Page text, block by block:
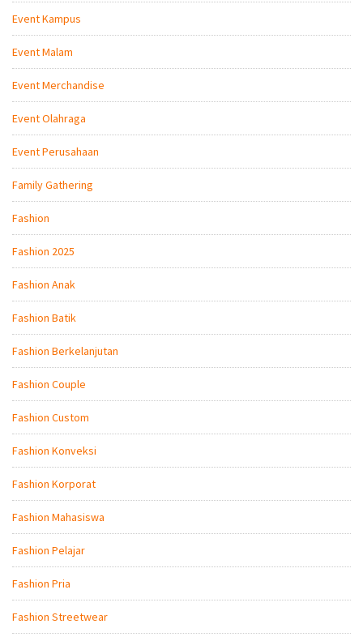
Event Kampus
Event Malam
Event Merchandise
Event Olahraga
Event Perusahaan
Family Gathering
Fashion
Fashion 2025
Fashion Anak
Fashion Batik
Fashion Berkelanjutan
Fashion Couple
Fashion Custom
Fashion Konveksi
Fashion Korporat
Fashion Mahasiswa
Fashion Pelajar
Fashion Pria
Fashion Streetwear